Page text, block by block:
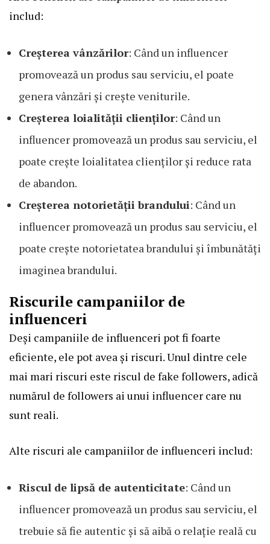
includ:
Creșterea vânzărilor: Când un influencer
promovează un produs sau serviciu, el poate
genera vânzări și crește veniturile.
Creșterea loialității clienților: Când un
influencer promovează un produs sau serviciu, el
poate crește loialitatea clienților și reduce rata
de abandon.
Creșterea notorietății brandului: Când un
influencer promovează un produs sau serviciu, el
poate crește notorietatea brandului și îmbunătăți
imaginea brandului.
Riscurile campaniilor de
influenceri
Deși campaniile de influenceri pot fi foarte
eficiente, ele pot avea și riscuri. Unul dintre cele
mai mari riscuri este riscul de fake followers, adică
numărul de followers ai unui influencer care nu
sunt reali.
Alte riscuri ale campaniilor de influenceri includ:
Riscul de lipsă de autenticitate: Când un
influencer promovează un produs sau serviciu, el
trebuie să fie autentic și să aibă o relație reală cu